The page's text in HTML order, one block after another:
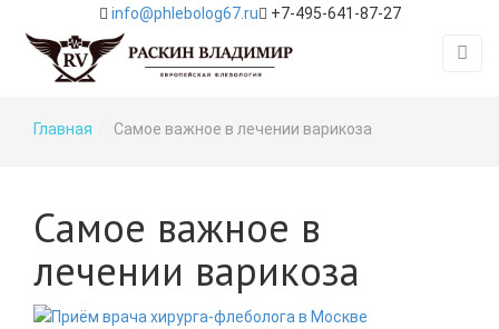
info@phlebolog67.ru +7-495-641-87-27
Главная Самое важное в лечении варикоза
Самое важное в
лечении варикоза